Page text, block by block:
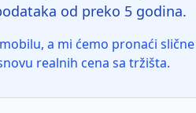
od preko 5 godina.
a mi ćemo pronaći
realnih cena sa tržišta.